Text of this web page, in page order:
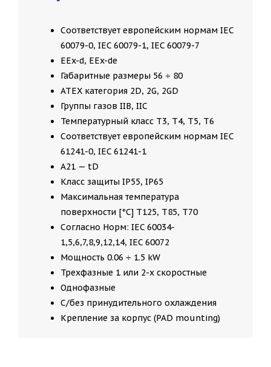
Соответствует европейским нормам IEC
60079-0, IEC 60079-1, IEC 60079-7
EEx-d, EEx-de
Габаритные размеры 56 ÷ 80
ATEX категория 2D, 2G, 2GD
Группы газов IIB, IIC
Температурный класс T3, T4, T5, T6
Соответствует европейским нормам IEC
61241-0, IEC 61241-1
A21 — tD
Класс защиты IP55, IP65
Максимальная температура
поверхности [°C] T125, T85, T70
Согласно Норм: IEC 60034-
1,5,6,7,8,9,12,14, IEC 60072
Мощность 0.06 ÷ 1.5 kW
Трехфазные 1 или 2-х скоростные
Однофазные
С/без принудительного охлаждения
Крепление за корпус (PAD mounting)